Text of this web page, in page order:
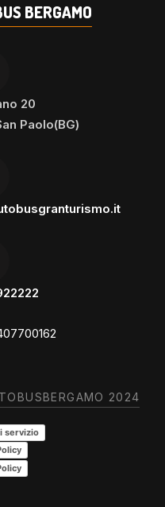
BERGAMO
20
Paolo(BG)
2024
servizio